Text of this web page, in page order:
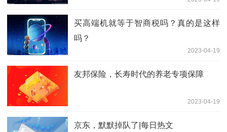
买高端机就等于智商税吗？真的是这样
吗？
2023-04-19
友邦保险，长寿时代的养老专项保障
2023-04-19
京东，默默掉队了|每日热文